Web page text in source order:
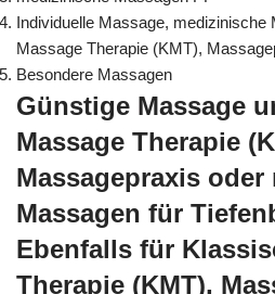
Individuelle Massage,
Massage Therapie (KMT),
Besondere Massagen
Günstige Massage
Massage Therapie
Massagepraxis
Massagen für
Ebenfalls für
Therapie (KMT),